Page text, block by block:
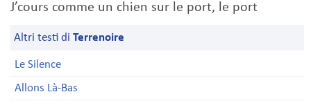
J’cours comme un chien sur le port, le port
Altri testi di Terrenoire
Le Silence
Allons Là-Bas